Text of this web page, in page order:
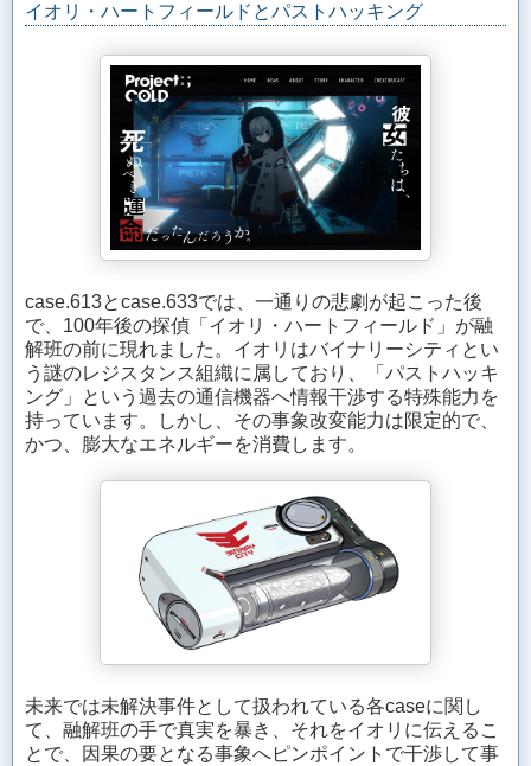
イオリ・ハートフィールドとパストハッキング
case.613とcase.633では、一通りの悲劇が起こった後
で、100年後の探偵「イオリ・ハートフィールド」が融
解班の前に現れました。イオリはバイナリーシティとい
う謎のレジスタンス組織に属しており、「パストハッキ
ング」という過去の通信機器へ情報干渉する特殊能力を
持っています。しかし、その事象改変能力は限定的で、
かつ、膨大なエネルギーを消費します。
未来では未解決事件として扱われている各caseに関し
て、融解班の手で真実を暴き、それをイオリに伝えるこ
とで、因果の要となる事象へピンポイントで干渉して事